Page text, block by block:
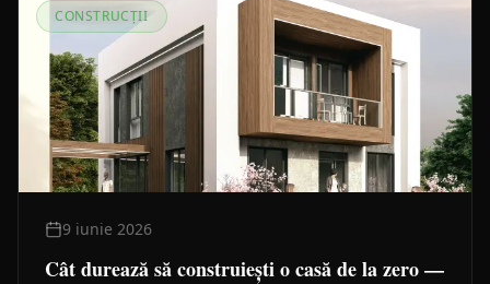
CONSTRUCȚII
9 iunie 2026
Cât durează să construiești o casă de la zero —